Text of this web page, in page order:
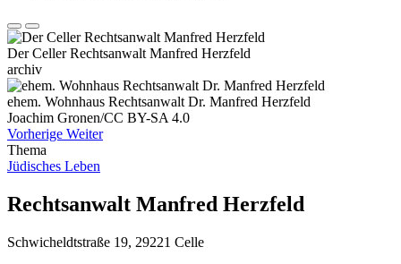
Der Celler Rechtsanwalt Manfred Herzfeld
archiv
ehem. Wohnhaus Rechtsanwalt Dr. Manfred Herzfeld
Joachim Gronen/CC BY-SA 4.0
Vorherige Weiter
Thema
Jüdisches Leben
Rechtsanwalt Manfred Herzfeld
Schwicheldtstraße 19, 29221 Celle